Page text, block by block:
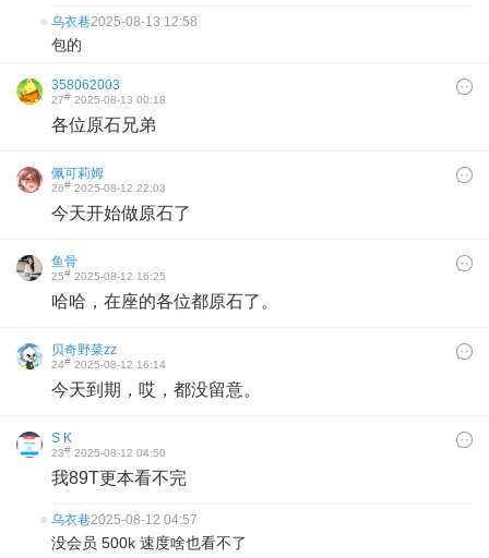
乌衣巷2025-08-13 12:58
包的
358062003
27# 2025-08-13 00:18
各位原石兄弟
佩可莉姆
26# 2025-08-12 22:03
今天开始做原石了
鱼骨
25# 2025-08-12 16:25
哈哈，在座的各位都原石了。
贝奇野菜zz
24# 2025-08-12 16:14
今天到期，哎，都没留意。
S K
23# 2025-08-12 04:50
我89T更本看不完
乌衣巷2025-08-12 04:57
没会员 500k 速度啥也看不了